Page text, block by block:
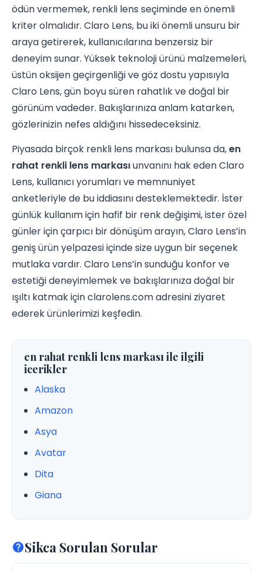
ödün vermemek, renkli lens seçiminde en önemli
kriter olmalıdır. Claro Lens, bu iki önemli unsuru bir
araya getirerek, kullanıcılarına benzersiz bir
deneyim sunar. Yüksek teknoloji ürünü malzemeleri,
üstün oksijen geçirgenliği ve göz dostu yapısıyla
Claro Lens, gün boyu süren rahatlık ve doğal bir
görünüm vadeder. Bakışlarınıza anlam katarken,
gözlerinizin nefes aldığını hissedeceksiniz.
Piyasada birçok renkli lens markası bulunsa da,en
rahat renkli lens markasıunvanını hak eden Claro
Lens, kullanıcı yorumları ve memnuniyet
anketleriyle de bu iddiasını desteklemektedir. İster
günlük kullanım için hafif bir renk değişimi, ister özel
günler için çarpıcı bir dönüşüm arayın, Claro Lens’in
geniş ürün yelpazesi içinde size uygun bir seçenek
mutlaka vardır. Claro Lens’in sunduğu konfor ve
estetiği deneyimlemek ve bakışlarınıza doğal bir
ışıltı katmak için clarolens.com adresini ziyaret
ederek ürünlerimizi keşfedin.
en rahat renkli lens markası ile ilgili
icerikler
Alaska
Amazon
Asya
Avatar
Dita
Giana
Sikca Sorulan Sorular